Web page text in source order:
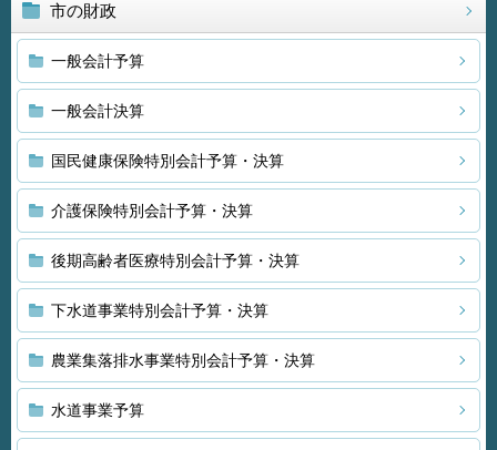
市の財政
一般会計予算
一般会計決算
国民健康保険特別会計予算・決算
介護保険特別会計予算・決算
後期高齢者医療特別会計予算・決算
下水道事業特別会計予算・決算
農業集落排水事業特別会計予算・決算
水道事業予算